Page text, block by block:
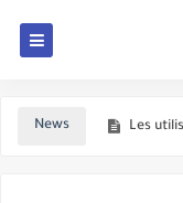
News
Instagram
Les utilisateurs